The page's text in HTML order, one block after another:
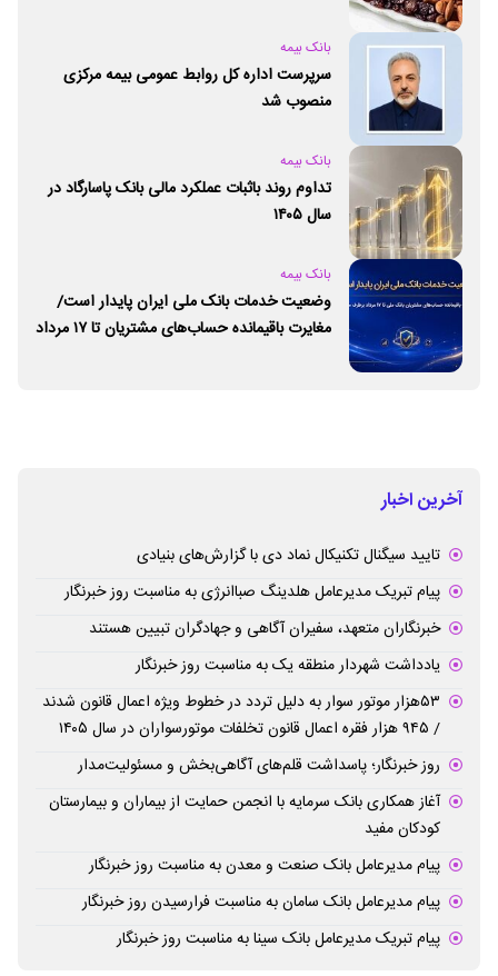
بانک بیمه
سرپرست اداره کل روابط عمومی بیمه مرکزی
منصوب شد
بانک بیمه
تداوم روند باثبات عملکرد مالی بانک پاسارگاد در
سال ۱۴۰۵
بانک بیمه
وضعیت خدمات بانک ملی ایران پایدار است/
مغایرت‌ باقیمانده حساب‌های مشتریان تا ۱۷ مرداد
آخرین اخبار
تایید سیگنال تکنیکال نماد دی با گزارش‌های بنیادی
پیام تبریک مدیرعامل هلدینگ صباانرژی به مناسبت روز خبرنگار
خبرنگاران متعهد، سفیران آگاهی و جهادگران تبیین هستند
یادداشت شهردار منطقه یک به مناسبت روز خبرنگار
۵۳هزار موتور سوار به دلیل تردد در خطوط ویژه اعمال قانون شدند
/ ۹۴۵ هزار فقره اعمال قانون تخلفات موتورسواران در سال ۱۴۰۵
روز خبرنگار؛ پاسداشت قلم‌های آگاهی‌بخش و مسئولیت‌مدار
آغاز همکاری بانک سرمایه با انجمن حمایت از بیماران و بیمارستان
کودکان مفید
پیام مدیرعامل بانک صنعت و معدن به مناسبت روز خبرنگار
پیام مدیرعامل بانک سامان به مناسبت فرارسیدن روز خبرنگار
پیام تبریک مدیرعامل بانک سینا به مناسبت روز خبرنگار